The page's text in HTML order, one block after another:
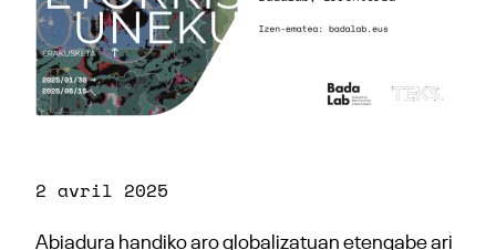
2 avril 2025
Abiadura handiko aro globalizatuan etengabe ari